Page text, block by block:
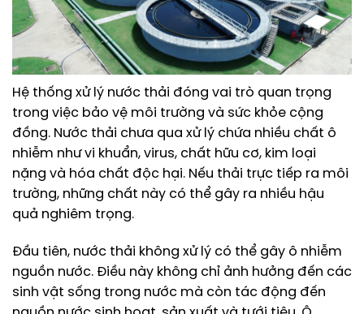
Hệ thống xử lý nước thải đóng vai trò quan trọng
trong việc bảo vệ môi trường và sức khỏe cộng
đồng. Nước thải chưa qua xử lý chứa nhiều chất ô
nhiễm như vi khuẩn, virus, chất hữu cơ, kim loại
nặng và hóa chất độc hại. Nếu thải trực tiếp ra môi
trường, những chất này có thể gây ra nhiều hậu
quả nghiêm trọng.
Đầu tiên, nước thải không xử lý có thể gây ô nhiễm
nguồn nước. Điều này không chỉ ảnh hưởng đến các
sinh vật sống trong nước mà còn tác động đến